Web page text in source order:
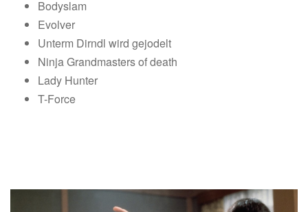
Bodyslam
Evolver
Unterm Dirndl wird gejodelt
Ninja Grandmasters of death
Lady Hunter
T-Force